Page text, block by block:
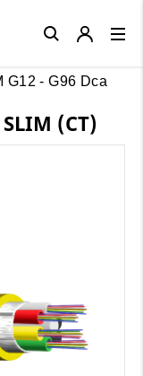
G12 - G96 Dca
(CT)
Close